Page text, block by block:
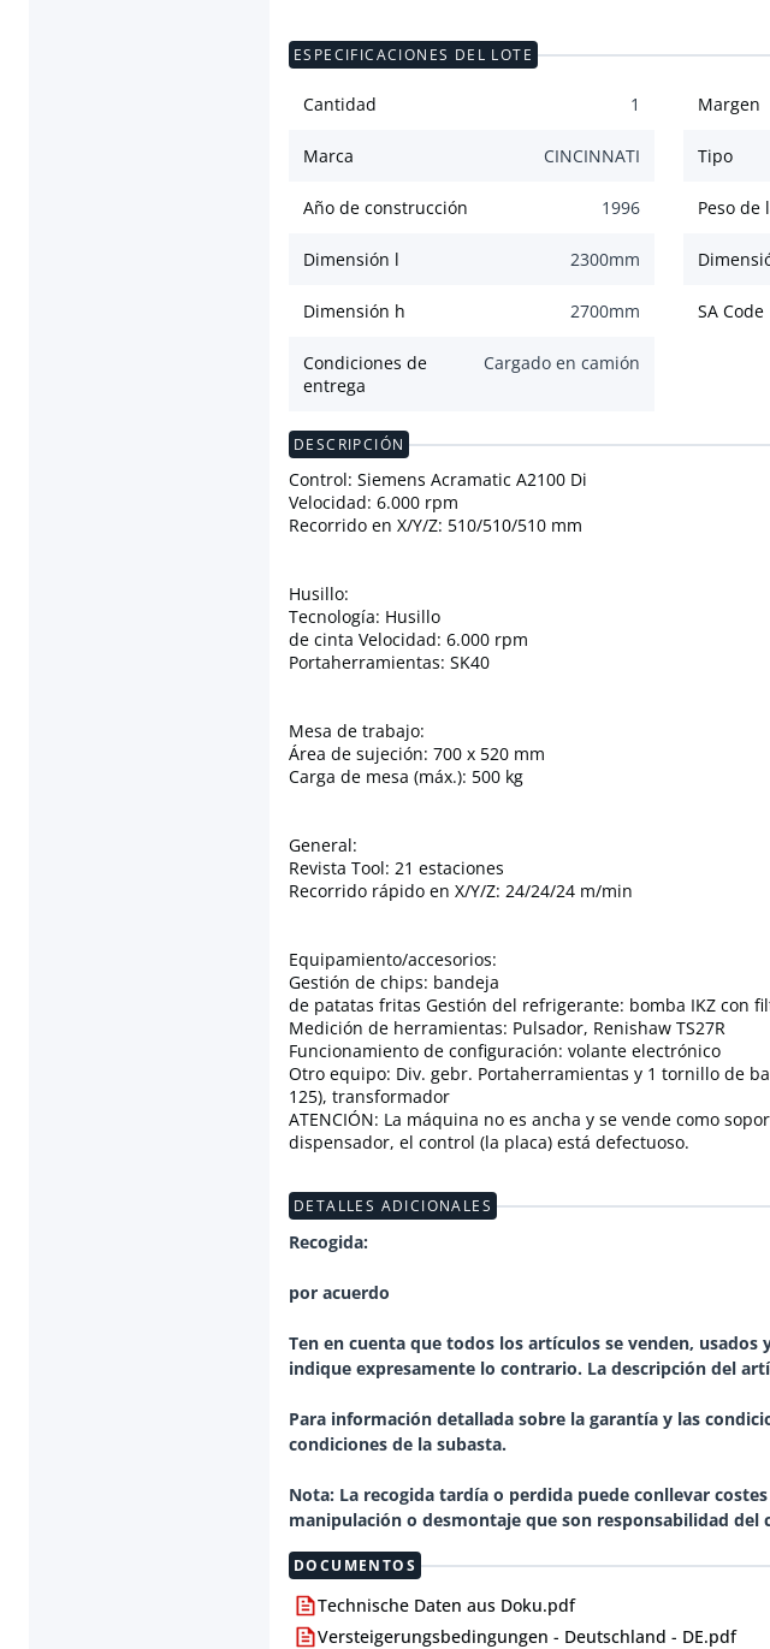
ESPECIFICACIONES DEL LOTE
Cantidad 1 Margen
Marca CINCINNATI Tipo
Año de construcción 1996 Peso de
Dimensión l 2300mm
Dimensión h 2700mm SA Code
Condiciones de
entrega
Cargado en camión
DESCRIPCIÓN
Control: Siemens Acramatic A2100 Di
Velocidad: 6.000 rpm
Recorrido en X/Y/Z: 510/510/510 mm
Husillo:
Tecnología: Husillo
de cinta Velocidad: 6.000 rpm
Portaherramientas: SK40
Mesa de trabajo:
Área de sujeción: 700 x 520 mm
Carga de mesa (máx.): 500 kg
General:
Revista Tool: 21 estaciones
Recorrido rápido en X/Y/Z: 24/24/24 m/min
Equipamiento/accesorios:
Gestión de chips: bandeja
de patatas fritas Gestión del refrigerante: bomba IKZ con
Medición de herramientas: Pulsador, Renishaw TS27R
Funcionamiento de configuración: volante electrónico
Otro equipo: Div. gebr. Portaherramientas y 1 tornillo de
125), transformador
ATENCIÓN: La máquina no es ancha y se vende como
dispensador, el control (la placa) está defectuoso.
DETALLES ADICIONALES
Recogida:
por acuerdo
Ten en cuenta que todos los artículos se venden, usados
indique expresamente lo contrario. La descripción del
Para información detallada sobre la garantía y las
condiciones de la subasta.
Nota: La recogida tardía o perdida puede conllevar
DOCUMENTOS
Technische Daten aus Doku.pdf
Versteigerungsbedingungen - Deutschland - DE.pdf